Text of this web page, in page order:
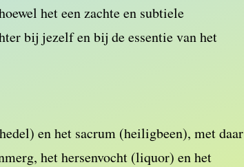
het een zachte en subtiele
bij jezelf en bij de essentie van het
en het sacrum (heiligbeen), met daar
het hersenvocht (liquor) en het